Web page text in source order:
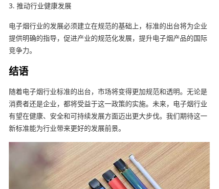
3. 推动行业健康发展
电子烟行业的发展必须建立在规范的基础上，标准的出台将为企业
提供明确的指导，促进产业的规范化发展，提升电子烟产品的国际
竞争力。
结语
随着电子烟行业标准的出台，市场将变得更加规范和透明。无论是
消费者还是企业，都将受益于这一政策的实施。未来，电子烟行业
有望在健康、安全和可持续发展方面迈出更大步伐。我们期待这一
新标准能为行业带来更好的发展前景。